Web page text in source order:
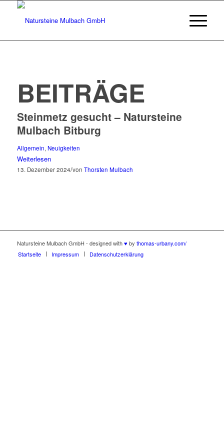
BEITRÄGE
Steinmetz gesucht – Natursteine
Mulbach Bitburg
Allgemein, Neuigkeiten
Weiterlesen
13. Dezember 2024/von Thorsten Mulbach
Natursteine Mulbach GmbH - designed with♥ by thomas-urbany.com/
Startseite
Impressum Datenschutzerklärung